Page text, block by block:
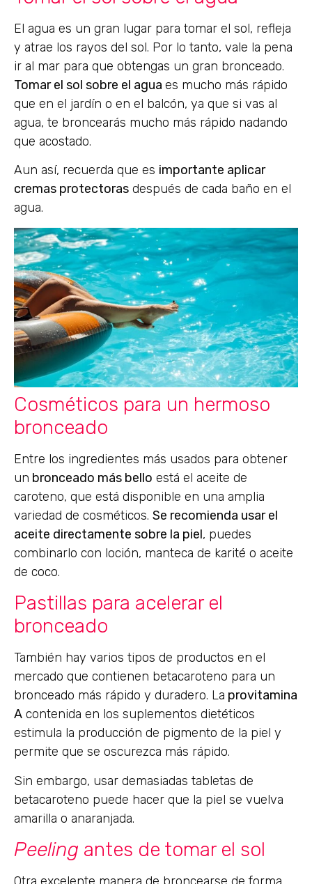
El agua es un gran lugar para tomar el sol, refleja
y atrae los rayos del sol. Por lo tanto, vale la pena
ir al mar para que obtengas un gran bronceado.
Tomar el sol sobre el agua es mucho más rápido
que en el jardín o en el balcón, ya que si vas al
agua, te broncearás mucho más rápido nadando
que acostado.
Aun así, recuerda que es importante aplicar
cremas protectoras después de cada baño en el
agua.
Cosméticos para un hermoso
bronceado
Entre los ingredientes más usados para obtener
un bronceado más bello está el aceite de
caroteno, que está disponible en una amplia
variedad de cosméticos. Se recomienda usar el
aceite directamente sobre la piel, puedes
combinarlo con loción, manteca de karité o aceite
de coco.
Pastillas para acelerar el
bronceado
También hay varios tipos de productos en el
mercado que contienen betacaroteno para un
bronceado más rápido y duradero. La provitamina
A contenida en los suplementos dietéticos
estimula la producción de pigmento de la piel y
permite que se oscurezca más rápido.
Sin embargo, usar demasiadas tabletas de
betacaroteno puede hacer que la piel se vuelva
amarilla o anaranjada.
Peeling antes de tomar el sol